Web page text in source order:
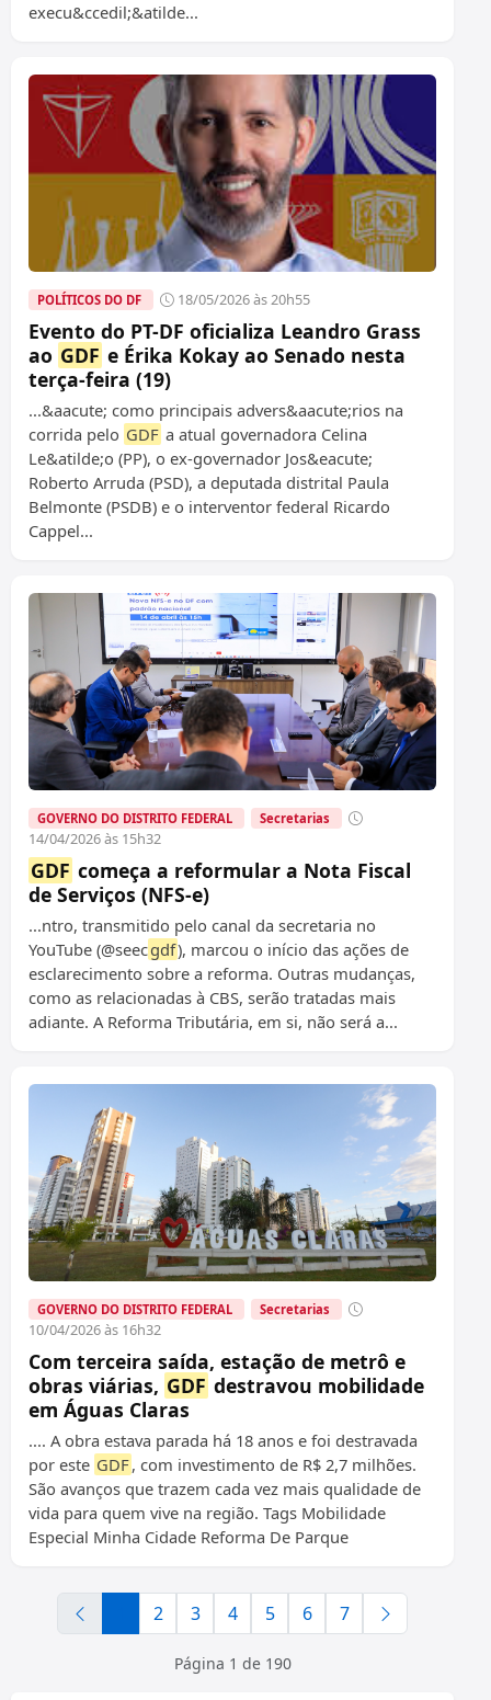
execu&ccedil;&atilde...
POLÍTICOS DO DF 18/05/2026 às 20h55
Evento do PT-DF oficializa Leandro Grass
ao GDF e Érika Kokay ao Senado nesta
terça-feira (19)
...&aacute; como principais advers&aacute;rios na
corrida pelo GDF a atual governadora Celina
Le&atilde;o (PP), o ex-governador Jos&eacute;
Roberto Arruda (PSD), a deputada distrital Paula
Belmonte (PSDB) e o interventor federal Ricardo
Cappel...
GOVERNO DO DISTRITO FEDERAL Secretarias
14/04/2026 às 15h32
GDF começa a reformular a Nota Fiscal
de Serviços (NFS-e)
...ntro, transmitido pelo canal da secretaria no
YouTube (@seecgdf), marcou o início das ações de
esclarecimento sobre a reforma. Outras mudanças,
como as relacionadas à CBS, serão tratadas mais
adiante. A Reforma Tributária, em si, não será a...
GOVERNO DO DISTRITO FEDERAL Secretarias
10/04/2026 às 16h32
Com terceira saída, estação de metrô e
obras viárias, GDF destravou mobilidade
em Águas Claras
.... A obra estava parada há 18 anos e foi destravada
por este GDF, com investimento de R$ 2,7 milhões.
São avanços que trazem cada vez mais qualidade de
vida para quem vive na região. Tags Mobilidade
Especial Minha Cidade Reforma De Parque
2 3 4 5 6 7
Página 1 de 190